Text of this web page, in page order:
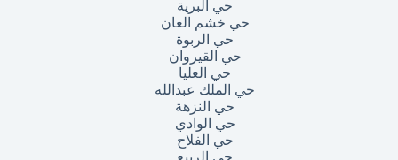
حي البرية
حي خشم العان
حي الربوة
حي القيروان
حي العليا
حي الملك عبدالله
حي النزهة
حي الوادي
حي الفلاح
حي الربيع